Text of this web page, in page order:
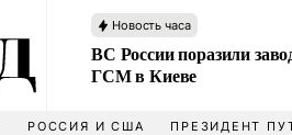
Новость часа
ВС России поразили
ГСМ в Киеве
РОССИЯ И США ПРЕЗИДЕНТ